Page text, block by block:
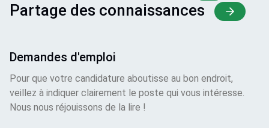
Partage des connaissances
Demandes d'emploi
Pour que votre candidature aboutisse au bon endroit,
veillez à indiquer clairement le poste qui vous intéresse.
Nous nous réjouissons de la lire !